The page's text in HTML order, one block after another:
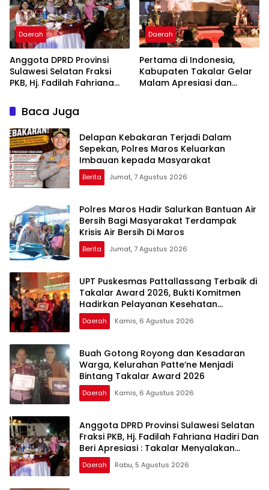
Daerah
Anggota DPRD Provinsi
Sulawesi Selatan Fraksi
PKB, Hj. Fadilah Fahriana
Takalar Menyalakan
Lentera Pengabdian
Melalui Malam Apresiasi
dan Inovasi Award 2026
Daerah
Pertama di Indonesia,
Kabupaten Takalar Gelar
Malam Apresiasi dan
Baca Juga
Delapan Kebakaran Terjadi Dalam
Sepekan, Polres Maros Keluarkan
Imbauan kepada Masyarakat
Berita Jumat, 7 Agustus 2026
Polres Maros Hadir Salurkan Bantuan Air
Bersih Bagi Masyarakat Terdampak
Krisis Air Bersih Di Maros
Berita Jumat, 7 Agustus 2026
UPT Puskesmas Pattallassang Terbaik di
Takalar Award 2026, Bukti Komitmen
Hadirkan Pelayanan Kesehatan
Berkualitas
Daerah Kamis, 6 Agustus 2026
Buah Gotong Royong dan Kesadaran
Warga, Kelurahan Patte’ne Menjadi
Bintang Takalar Award 2026
Daerah Kamis, 6 Agustus 2026
Anggota DPRD Provinsi Sulawesi Selatan
Fraksi PKB, Hj. Fadilah Fahriana Hadiri Dan
Beri Apresiasi : Takalar Menyalakan
Lentera Pengabdian Melalui Malam
Apresiasi dan Inovasi Award 2026
Daerah Rabu, 5 Agustus 2026